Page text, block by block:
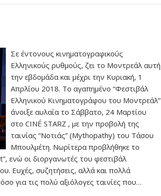
Σε έντονους κινηματογραφικούς
Ελληνικούς ρυθμούς, ζει το Μοντρεάλ αυτή
την εβδομάδα και μέχρι την Κυριακή, 1
Απρλίου 2018. Το αγαπημένο “Φεστιβάλ
Ελληνικού Κινηματογράφου του Μοντρεάλ”
άνοιξε αυλαία το Σάββατο, 24 Μαρτίου
στο CINÉ STARZ , με την προβολή της
ταινίας “Νοτιάς” (Mythopathy) του Τάσου
Μπουλμέτη. Νωρίτερα προβλήθηκε το
ενώ οι διοργανωτές του φεστιβάλ
Ευχές, συζητήσεις, αλλά και πολλά
για τις πολύ αξιόλογες ταινίες που…